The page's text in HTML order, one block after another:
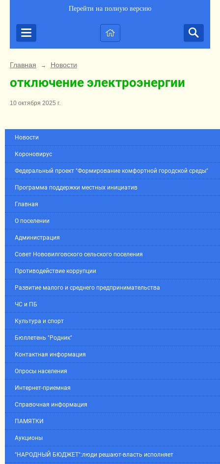
Перейти на полную версию
Главная → Новости
отключение электроэнергии
10 октября 2025 г.
Новости
Короновирус
Федеральный проект "Формирование комфортной городской среды"
Программа поддержки местных инициатив
Главная
О поселении
Администрация
Совет Нововилговского сельского поселения
Противодействие коррупции
Развитие малого и среднего предпринимательства
ЧС и ПБ
Культура и спорт
Бюллетень "Родник"
Контактная информация
Опросы населения
Интернет-приемная
Справочная информация
ПАМЯТКИ
Аукционы
"НАРОДНЫЙ БЮДЖЕТ":люди решают-власть исполняет